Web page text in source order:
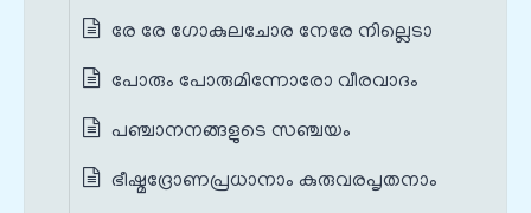
രേ രേ ഗോകുലചോര നേരേ നില്ലെടാ
പോരും പോരുമിന്നോരോ വീരവാദം
പഞ്ചാനനങ്ങളുടെ സഞ്ചയം
ഭീഷ്മദ്രോണപ്രധാനാം കുരുവരപൃതനാം